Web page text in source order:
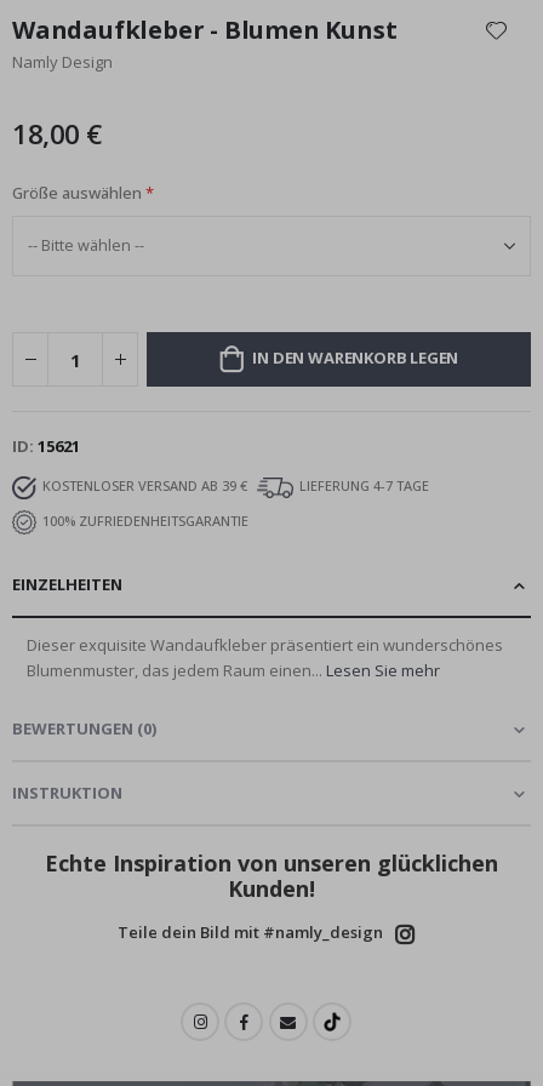
der
Bildgalerie
Wandaufkleber - Blumen Kunst
Namly Design
18,00 €
Größe auswählen
IN DEN WARENKORB LEGEN
ID 15621
KOSTENLOSER VERSAND AB 39 €
LIEFERUNG 4-7 TAGE
100% ZUFRIEDENHEITSGARANTIE
EINZELHEITEN
Dieser exquisite Wandaufkleber präsentiert ein wunderschönes
Blumenmuster, das jedem Raum einen... Lesen Sie mehr
BEWERTUNGEN (0)
INSTRUKTION
Echte Inspiration von unseren glücklichen
Kunden!
Teile dein Bild mit #namly_design